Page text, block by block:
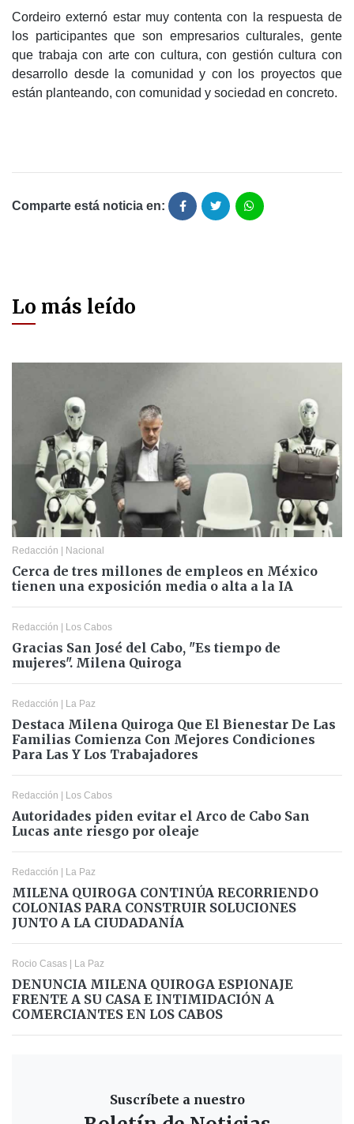
Cordeiro externó estar muy contenta con la respuesta de
los participantes que son empresarios culturales, gente
que trabaja con arte con cultura, con gestión cultura con
desarrollo desde la comunidad y con los proyectos que
están planteando, con comunidad y sociedad en concreto.
Comparte está noticia en:
Lo más leído
Redacción Nacional
Cerca de tres millones de empleos en México
tienen una exposición media o alta a la IA
Redacción Los Cabos
Gracias San José del Cabo, "Es tiempo de
mujeres". Milena Quiroga
Redacción La Paz
Destaca Milena Quiroga Que El Bienestar De Las
Familias Comienza Con Mejores Condiciones
Para Las Y Los Trabajadores
Redacción Los Cabos
Autoridades piden evitar el Arco de Cabo San
Lucas ante riesgo por oleaje
Redacción La Paz
MILENA QUIROGA CONTINÚA RECORRIENDO
COLONIAS PARA CONSTRUIR SOLUCIONES
JUNTO A LA CIUDADANÍA
Rocio Casas La Paz
DENUNCIA MILENA QUIROGA ESPIONAJE
FRENTE A SU CASA E INTIMIDACIÓN A
COMERCIANTES EN LOS CABOS
Suscríbete a nuestro